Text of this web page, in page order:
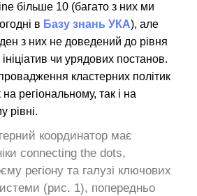
більше 10 (багато з них ми
в Базу знань УКА), але
з них не доведений до рівня
чи урядових постанов.
кластерних політик
регіональному, так і на
рівні.
координатор має
connecting the dots,
регіону та галузі ключових
(рис. 1), попередньо